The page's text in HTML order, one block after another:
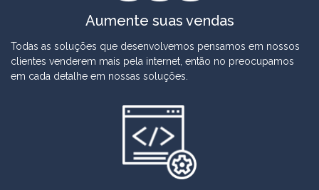
Aumente suas vendas
Todas as soluções que desenvolvemos pensamos em nossos
clientes venderem mais pela internet, então no preocupamos
em cada detalhe em nossas soluções.